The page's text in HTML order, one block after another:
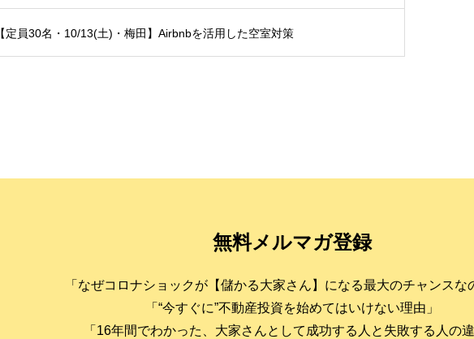
【定員30名・10/13(土)・梅田】Airbnbを活用した空室対策
無料メルマガ登録
「なぜコロナショックが【儲かる大家さん】になる最大のチャンスな
「“今すぐに”不動産投資を始めてはいけない理由」
「16年間でわかった、大家さんとして成功する人と失敗する人の